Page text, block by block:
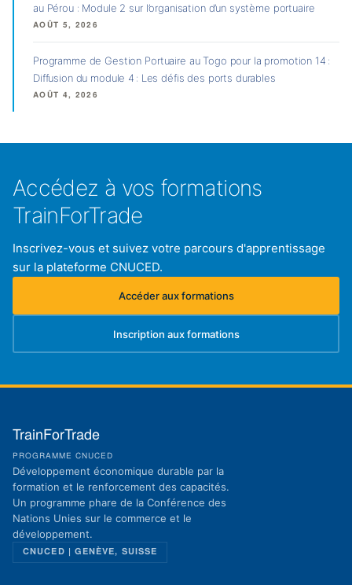
au Pérou : Module 2 sur l’organisation d’un système portuaire
AOÛT 5, 2026
Programme de Gestion Portuaire au Togo pour la promotion 14 :
Diffusion du module 4 : Les défis des ports durables
AOÛT 4, 2026
Accédez à vos formations
TrainForTrade
Inscrivez-vous et suivez votre parcours d'apprentissage
sur la plateforme CNUCED.
Accéder aux formations
(s'ouvre dans un nouvel onglet)
Inscription aux formations
(s'ouvre dans un nouvel onglet)
TrainForTrade
PROGRAMME CNUCED
Développement économique durable par la
formation et le renforcement des capacités.
Un programme phare de la Conférence des
Nations Unies sur le commerce et le
développement.
CNUCED | GENÈVE, SUISSE